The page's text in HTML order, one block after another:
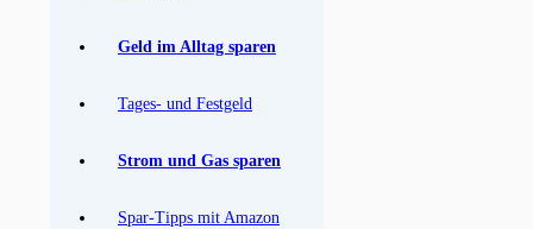
Geld im Alltag sparen
Tages- und Festgeld
Strom und Gas sparen
Spar-Tipps mit Amazon